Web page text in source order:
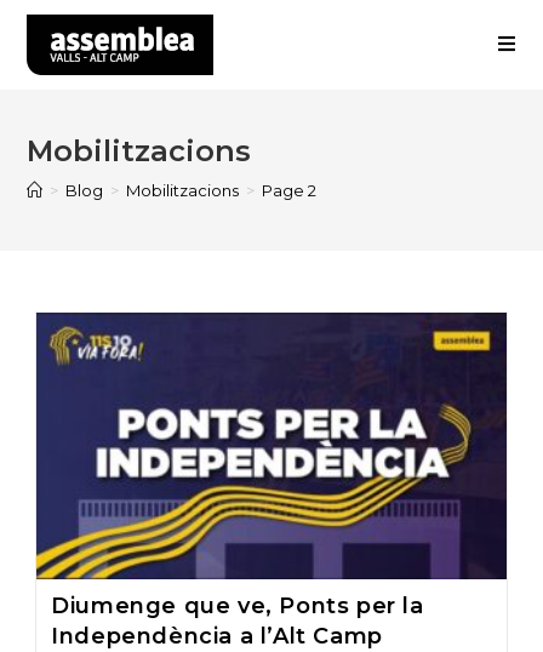
Skip
content
Mobilitzacions
> Blog > Mobilitzacions > Page 2
Diumenge que ve, Ponts per la
Independència a l’Alt Camp